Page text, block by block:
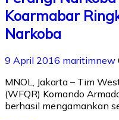
Koarmabar
Narkoba
9 April 2016 maritimnew
MNOL, Jakarta – Tim
(WFQR) Komando
berhasil mengamankan